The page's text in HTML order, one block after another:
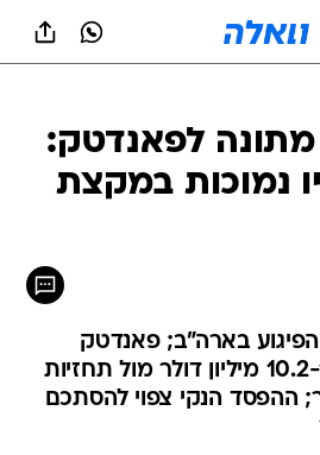
מתונה לפאנדטק:
נמוכות במקצת
בארה"ב; פאנדטק
צופה הכנסות של 10.2-11 מיליון דולר מול תחזיות
דולר; ההפסד הנקי צפוי להסתכם